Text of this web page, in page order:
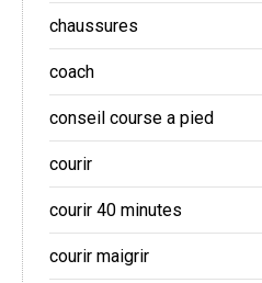
chaussures
coach
conseil course a pied
courir
courir 40 minutes
courir maigrir